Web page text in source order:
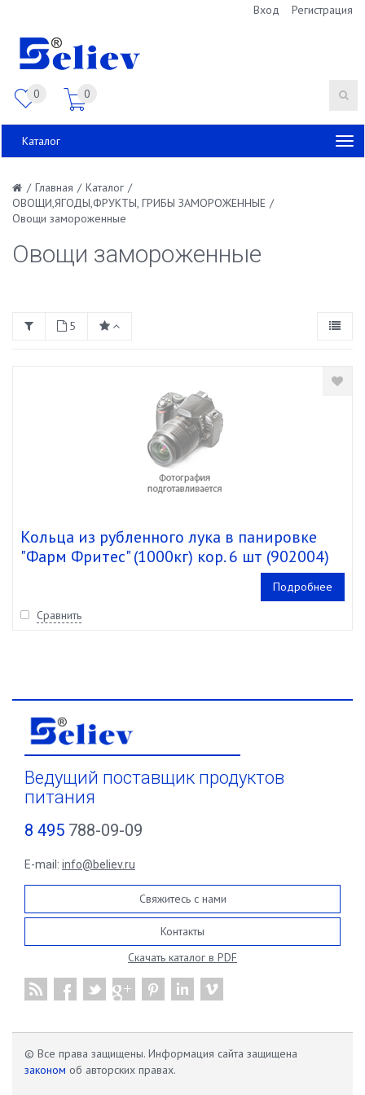
Вход Регистрация
0 0
Каталог
/ Главная / Каталог /
ОВОЩИ,ЯГОДЫ,ФРУКТЫ, ГРИБЫ ЗАМОРОЖЕННЫЕ /
Овощи замороженные
Овощи замороженные
5
Кольца из рубленного лука в панировке
"Фарм Фритес" (1000кг) кор. 6 шт (902004)
Подробнее
Сравнить
Ведущий поставщик продуктов
питания
8 495 788-09-09
E-mail: info@believ.ru
Свяжитесь с нами
Контакты
Скачать каталог в PDF
© Все права защищены. Информация сайта защищена
законом об авторских правах.